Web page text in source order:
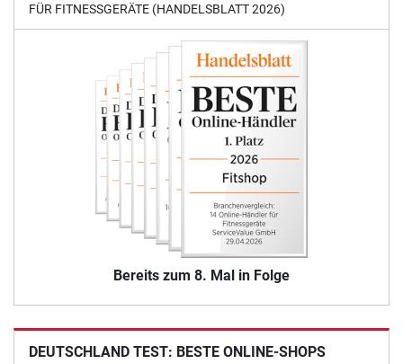
FÜR FITNESSGERÄTE (HANDELSBLATT 2026)
Bereits zum 8. Mal in Folge
DEUTSCHLAND TEST: BESTE ONLINE-SHOPS